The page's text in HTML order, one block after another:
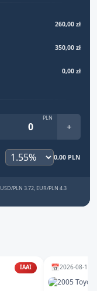
260,00 zł
350,00 zł
0,00 zł
PLN
+
0,00 PLN
PLN 3.72, EUR/PLN 4.3
IAAI 📅2026-08-11